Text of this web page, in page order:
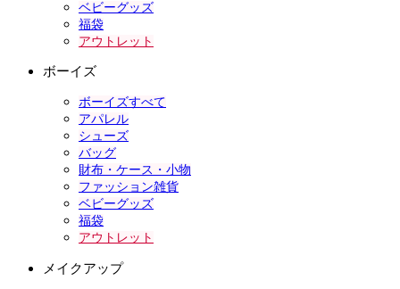
ベビーグッズ
福袋
アウトレット
ボーイズ
ボーイズすべて
アパレル
シューズ
バッグ
財布・ケース・小物
ファッション雑貨
ベビーグッズ
福袋
アウトレット
メイクアップ